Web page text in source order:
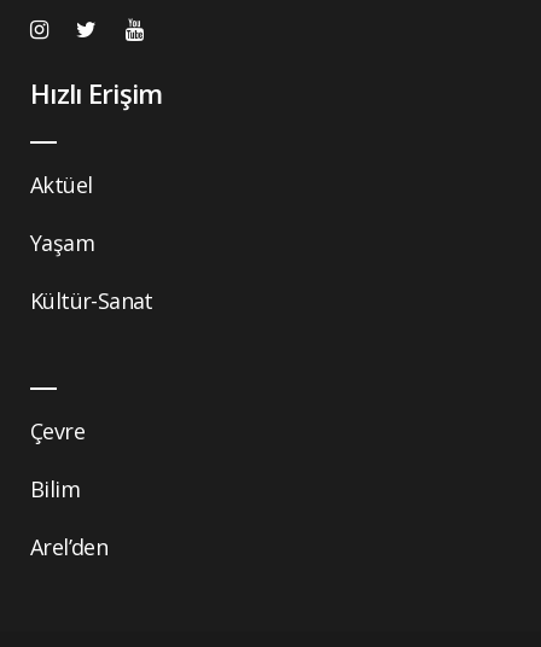
Hızlı Erişim
Aktüel
Yaşam
Kültür-Sanat
Çevre
Bilim
Arel’den